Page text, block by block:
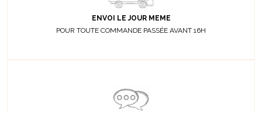
ENVOI LE JOUR MEME
POUR TOUTE COMMANDE PASSÉE AVANT 16H